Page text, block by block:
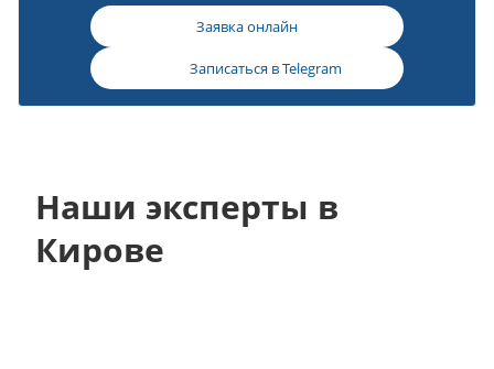
Заявка онлайн
Записаться вTelegram
Наши эксперты в
Кирове